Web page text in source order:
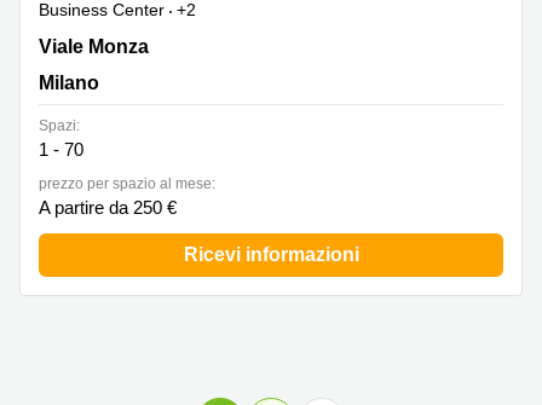
Business Center
+2
Viale Monza 259, Milano
Viale Monza
Milano
Spazi:
1 - 70
prezzo per spazio al mese:
A partire da 250 €
Ricevi informazioni